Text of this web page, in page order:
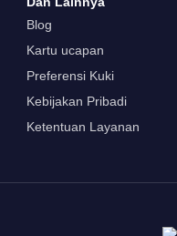
Blog
Kartu ucapan
Preferensi Kuki
Kebijakan Pribadi
Ketentuan Layanan